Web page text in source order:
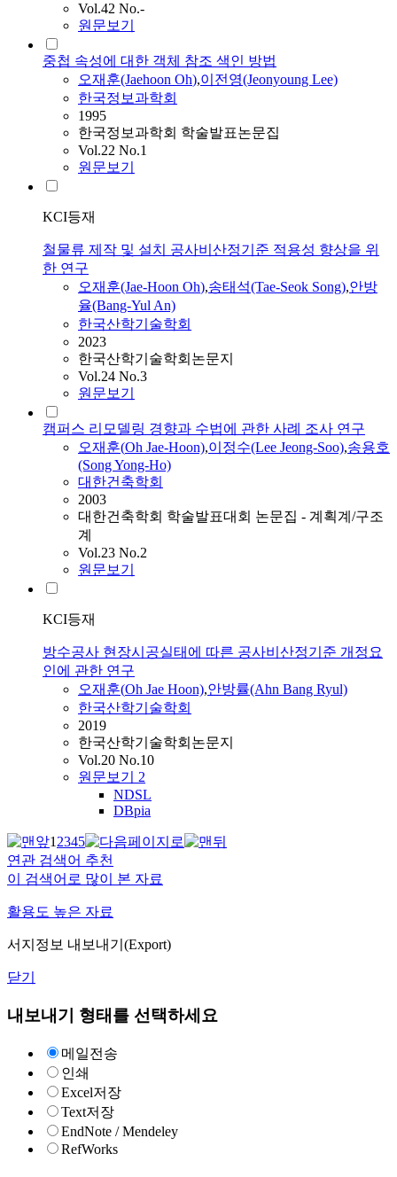
Vol.42 No.-
원문보기
중첩 속성에 대한 객체 참조 색인 방법
오재훈(Jaehoon Oh),이전영(Jeonyoung Lee)
한국정보과학회
1995
한국정보과학회 학술발표논문집
Vol.22 No.1
원문보기
KCI등재
철물류 제작 및 설치 공사비산정기준 적용성 향상을 위
한 연구
오재훈(Jae-Hoon Oh),송태석(Tae-Seok Song),안방
율(Bang-Yul An)
한국산학기술학회
2023
한국산학기술학회논문지
Vol.24 No.3
원문보기
캠퍼스 리모델링 경향과 수법에 관한 사례 조사 연구
오재훈(Oh Jae-Hoon),이정수(Lee Jeong-Soo),송용호
(Song Yong-Ho)
대한건축학회
2003
대한건축학회 학술발표대회 논문집 - 계획계/구조
계
Vol.23 No.2
원문보기
KCI등재
방수공사 현장시공실태에 따른 공사비산정기준 개정요
인에 관한 연구
오재훈(Oh Jae Hoon),안방률(Ahn Bang Ryul)
한국산학기술학회
2019
한국산학기술학회논문지
Vol.20 No.10
원문보기 2
NDSL
DBpia
12345
연관 검색어 추천
이 검색어로 많이 본 자료
활용도 높은 자료
서지정보 내보내기(Export)
닫기
내보내기 형태를 선택하세요
메일전송
인쇄
Excel저장
Text저장
EndNote / Mendeley
RefWorks